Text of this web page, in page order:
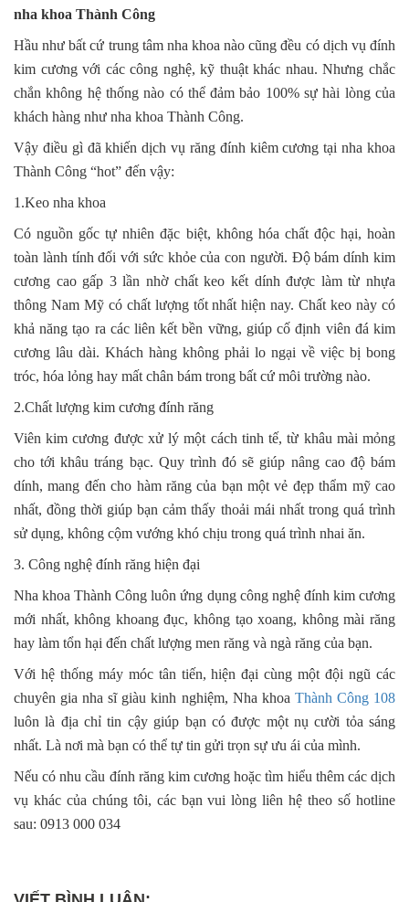
nha khoa Thành Công
Hầu như bất cứ trung tâm nha khoa nào cũng đều có dịch vụ đính
kim cương với các công nghệ, kỹ thuật khác nhau. Nhưng chắc
chắn không hệ thống nào có thể đảm bảo 100% sự hài lòng của
khách hàng như nha khoa Thành Công.
Vậy điều gì đã khiến dịch vụ răng đính kiêm cương tại nha khoa
Thành Công “hot” đến vậy:
1.Keo nha khoa
Có nguồn gốc tự nhiên đặc biệt, không hóa chất độc hại, hoàn
toàn lành tính đối với sức khỏe của con người. Độ bám dính kim
cương cao gấp 3 lần nhờ chất keo kết dính được làm từ nhựa
thông Nam Mỹ có chất lượng tốt nhất hiện nay. Chất keo này có
khả năng tạo ra các liên kết bền vững, giúp cố định viên đá kim
cương lâu dài. Khách hàng không phải lo ngại về việc bị bong
tróc, hóa lỏng hay mất chân bám trong bất cứ môi trường nào.
2.Chất lượng kim cương đính răng
Viên kim cương được xử lý một cách tinh tế, từ khâu mài mỏng
cho tới khâu tráng bạc. Quy trình đó sẽ giúp nâng cao độ bám
dính, mang đến cho hàm răng của bạn một vẻ đẹp thẩm mỹ cao
nhất, đồng thời giúp bạn cảm thấy thoải mái nhất trong quá trình
sử dụng, không cộm vướng khó chịu trong quá trình nhai ăn.
3. Công nghệ đính răng hiện đại
Nha khoa Thành Công luôn ứng dụng công nghệ đính kim cương
mới nhất, không khoang đục, không tạo xoang, không mài răng
hay làm tổn hại đến chất lượng men răng và ngà răng của bạn.
Với hệ thống máy móc tân tiến, hiện đại cùng một đội ngũ các
chuyên gia nha sĩ giàu kinh nghiệm, Nha khoa Thành Công 108
luôn là địa chỉ tin cậy giúp bạn có được một nụ cười tỏa sáng
nhất. Là nơi mà bạn có thể tự tin gửi trọn sự ưu ái của mình.
Nếu có nhu cầu đính răng kim cương hoặc tìm hiểu thêm các dịch
vụ khác của chúng tôi, các bạn vui lòng liên hệ theo số hotline
sau: 0913 000 034